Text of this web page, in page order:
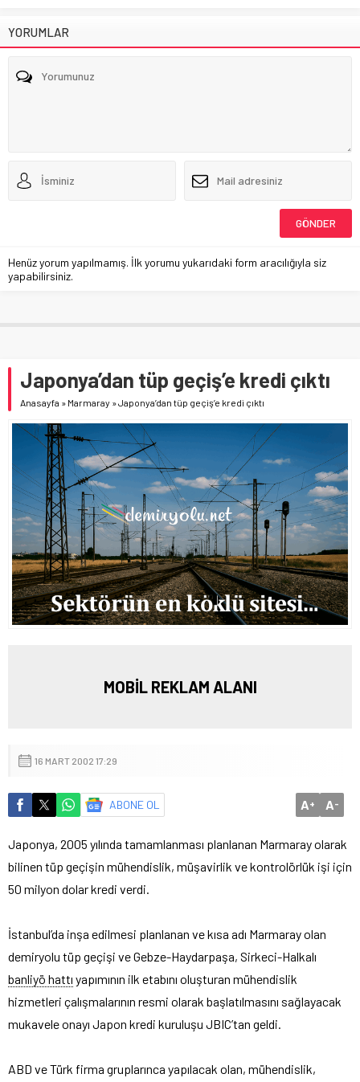
YORUMLAR
Henüz yorum yapılmamış. İlk yorumu yukarıdaki form aracılığıyla siz
yapabilirsiniz.
Japonya’dan tüp geçiş’e kredi çıktı
Anasayfa » Marmaray »Japonya’dan tüp geçiş’e kredi çıktı
MOBİL REKLAM ALANI
16 MART 2002 17:29
ABONE OL A+ A-
Japonya, 2005 yılında tamamlanması planlanan Marmaray olarak
bilinen tüp geçişin mühendislik, müşavirlik ve kontrolörlük işi için
50 milyon dolar kredi verdi.
İstanbul’da inşa edilmesi planlanan ve kısa adı Marmaray olan
demiryolu tüp geçişi ve Gebze-Haydarpaşa, Sirkeci-Halkalı
banliyö hattı yapımının ilk etabını oluşturan mühendislik
hizmetleri çalışmalarının resmi olarak başlatılmasını sağlayacak
mukavele onayı Japon kredi kuruluşu JBIC’tan geldi.
ABD ve Türk firma gruplarınca yapılacak olan, mühendislik,